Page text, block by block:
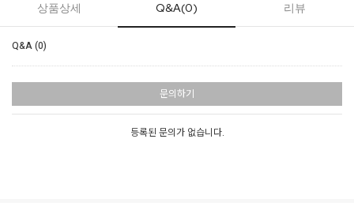
상품상세 Q&A(0) 리뷰
Q&A (0)
문의하기
등록된 문의가 없습니다.